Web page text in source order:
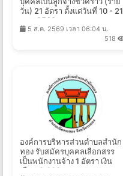
วัน) 21 อัตรา ตั้งแต่วันที่ 10 - 21
ส.ค. 2569
5 ส.ค. 2569 เวลา 06:04 น.
518
องค์การบริหารส่วนตําบลสํานัก
ทอง รับสมัครบุคคลเลือกสรร
เป็นพนักงานจ้าง 1 อัตรา เงิน
เดือน 9,000 -